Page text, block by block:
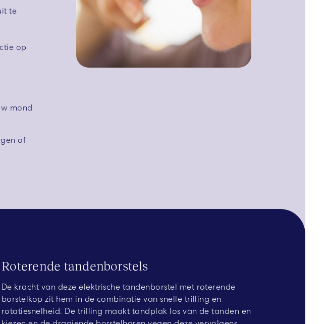
te
op
mond
of
Roterende tandenborstels
De kracht van deze elektrische tandenborstel met roterende
borstelkop zit hem in de combinatie van snelle trilling en
rotatiesnelheid. De trilling maakt tandplak los van de tanden en